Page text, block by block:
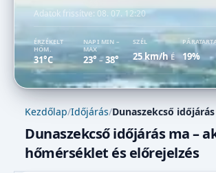
Adatok frissítve: 08. 07. 12:20
ÉRZÉKELT
HŐM.
31°C
NAPI MIN –
MAX
23° –38°
SZÉL
25 km/hÉ 19%
Kezdőlap/Időjárás/Dunaszekcső időjárás
Dunaszekcső időjárás ma –
hőmérséklet és előrejelzés